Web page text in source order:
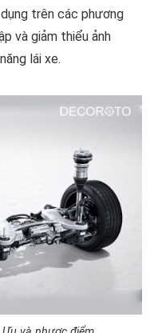
trên các phương
và giảm thiểu ảnh
lái xe.